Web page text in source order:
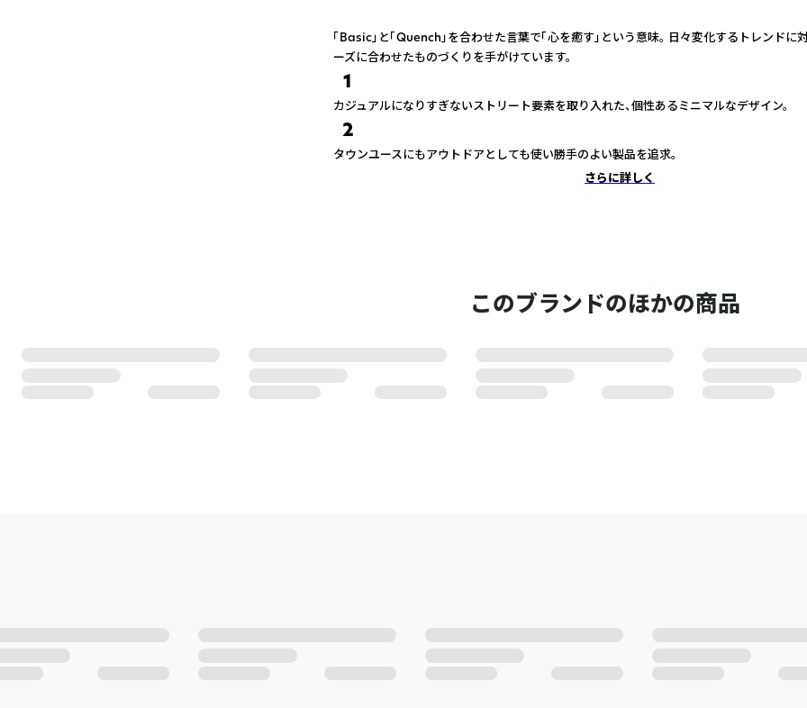
「Basic」と「Quench」を合わせた言葉で「心を癒す」という意味。 日々変化するトレンドに
ーズに合わせたものづくりを手がけています。
1
カジュアルになりすぎないストリート要素を取り入れた、個性あるミニマルなデザイン。
2
タウンユースにもアウトドアとしても使い勝手のよい製品を追求。
さらに詳しく
このブランドのほかの商品